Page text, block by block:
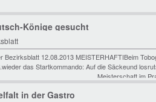
Könige gesucht
Bezirksblatt 12.08.2013 MEISTERHAFTIBeim
das Startkommando: Auf die Säckeund
Meisterschaft im
in der Gastro